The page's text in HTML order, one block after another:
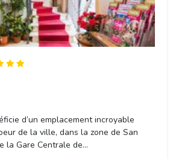
d’un emplacement incroyable
de la ville, dans la zone de San
la Gare Centrale de...